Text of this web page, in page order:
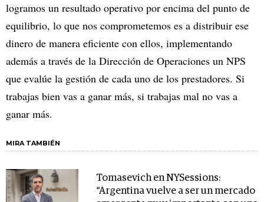
logramos un resultado operativo por encima del punto de
equilibrio, lo que nos comprometemos es a distribuir ese
dinero de manera eficiente con ellos, implementando
además a través de la Dirección de Operaciones un NPS
que evalúe la gestión de cada uno de los prestadores. Si
trabajas bien vas a ganar más, si trabajas mal no vas a
ganar más.
MIRA TAMBIÉN
Tomasevich en NYSessions:
“Argentina vuelve a ser un mercado